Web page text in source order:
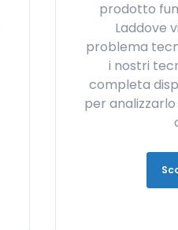
prodotto
Laddove
problema
i nostri
completa
per